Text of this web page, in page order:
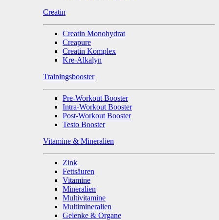
Creatin
Creatin Monohydrat
Creapure
Creatin Komplex
Kre-Alkalyn
Trainingsbooster
Pre-Workout Booster
Intra-Workout Booster
Post-Workout Booster
Testo Booster
Vitamine & Mineralien
Zink
Fettsäuren
Vitamine
Mineralien
Multivitamine
Multimineralien
Gelenke & Organe